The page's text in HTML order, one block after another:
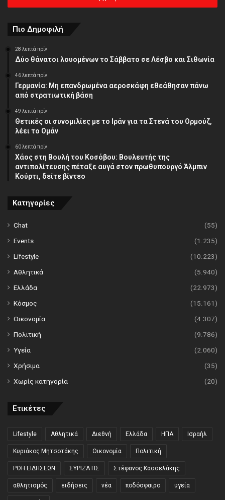
διεύθυνση
Πιο Δημοφιλή
28 λεπτά πρίν
Δύο θάνατοι λουομένων το Σάββατο σε Λέσβο και Σιθωνία
46 λεπτά πρίν
Γερμανία: Μη επανδρωμένα αεροσκάφη εθεάθησαν πάνω
από στρατιωτική βάση
49 λεπτά πρίν
Θετικές οι συνομιλίες με το Ιράν για τα Στενά του Ορμούζ,
λέει το Ομάν
60 λεπτά πρίν
Χάος στη Βουλή του Κοσόβου: Βουλευτής της
αντιπολίτευσης πέταξε αυγά στον πρωθυπουργό Άλμπιν
Κούρτι, δείτε βίντεο
Κατηγορίες
Chat
(55)
Events
(1.235)
Lifestyle
(10.223)
Αθλητικά
(5.940)
Ελλάδα
(22.973)
Κόσμος
(15.161)
Οικονομία
(4.307)
Πολιτική
(9.786)
Υγεία
(2.060)
Χρήσιμα
(35)
Χωρίς κατηγορία
(20)
Ετικέτες
Lifestyle Αθλητικά Διεθνή Ελλάδα ΗΠΑ Ισραήλ
Κυριάκος Μητσοτάκης Οικονομία Πολιτική
ΡΟΗ ΕΙΔΗΣΕΩΝ ΣΥΡΙΖΑ ΠΣ Στέφανος Κασσελάκης
αθλητισμός ειδήσεις νέα ποδόσφαιρο υγεία